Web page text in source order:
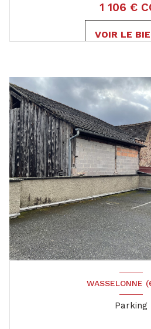
1 106 €
VOIR LE
WASSELONNE
Parking